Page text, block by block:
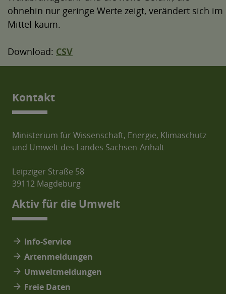
Kontakt
Ministerium für Wissenschaft, Energie, Klimaschutz
und Umwelt des Landes Sachsen-Anhalt
Leipziger Straße 58
39112 Magdeburg
Aktiv für die Umwelt
arrow_forward Info-Service
arrow_forward Artenmeldungen
arrow_forward Umweltmeldungen
arrow_forward Freie Daten